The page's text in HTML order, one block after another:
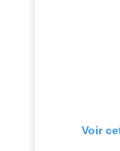
Voir